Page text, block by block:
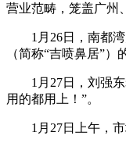
营业范畴，笼盖广州
1月26日，南都湾
（简称“吉喷鼻居”
1月27日，刘强东
用的都用上！”。
1月27日上午，市